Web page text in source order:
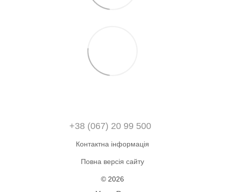
+38 (067) 20 99 500
Контактна інформація
Повна версія сайту
© 2026